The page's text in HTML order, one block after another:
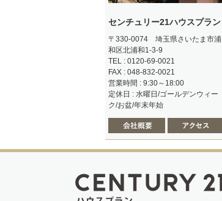
センチュリー21ハウスプラン
〒330-0074 埼玉県さいたま市浦
和区北浦和1-3-9
TEL : 0120-69-0021
FAX : 048-832-0021
営業時間 : 9:30～18:00
定休日 : 水曜日/ゴールデンウィー
ク/お盆/年末年始